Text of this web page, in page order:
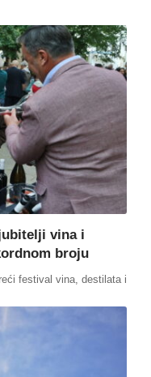
vina i
broju
festival vina, destilata i